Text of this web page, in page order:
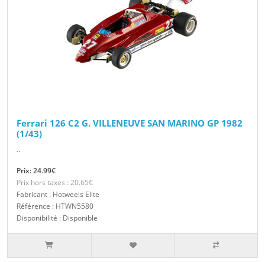
Ferrari 126 C2 G. VILLENEUVE SAN MARINO GP 1982
(1/43)
..
Prix: 24.99€
Prix hors taxes : 20.65€
Fabricant : Hotweels Elite
Référence : HTWN5580
Disponibilité : Disponible